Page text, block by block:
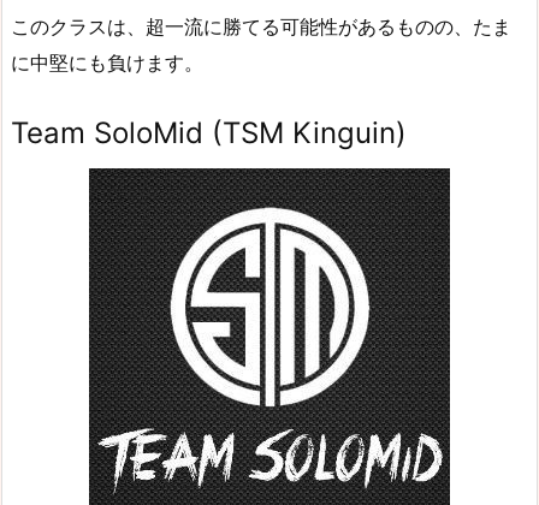
このクラスは、超一流に勝てる可能性があるものの、たま
に中堅にも負けます。
Team SoloMid (TSM Kinguin)